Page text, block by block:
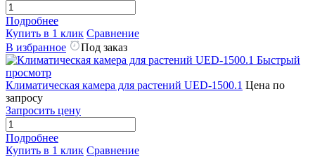
Подробнее
Купить в 1 клик Сравнение
В избранное
Под заказ
Быстрый
просмотр
Климатическая камера для растений UED-1500.1 Цена по
запросу
Запросить цену
Подробнее
Купить в 1 клик Сравнение